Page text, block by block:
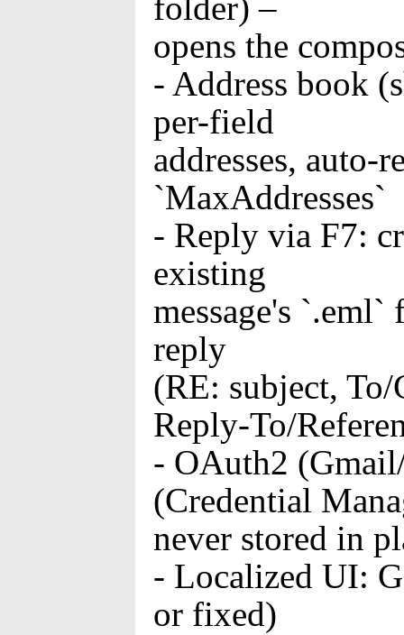
folder) –
opens the
- Address book
per-field
addresses, auto-
`MaxAddresses`
- Reply via F7:
existing
message's
reply
(RE: subject,
Reply-To/
- OAuth2
(Credential
never stored in
- Localized UI:
or fixed)